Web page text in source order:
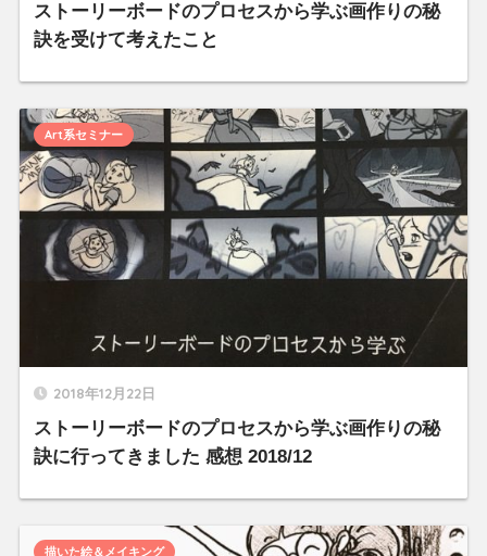
ストーリーボードのプロセスから学ぶ画作りの秘
訣を受けて考えたこと
2018年12月22日
ストーリーボードのプロセスから学ぶ画作りの秘
訣に行ってきました 感想 2018/12
Art系セミナー
描いた絵＆メイキング